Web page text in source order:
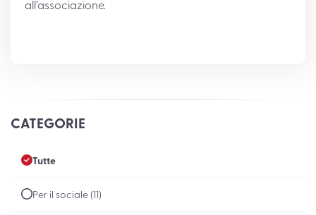
all’associazione.
CATEGORIE
Tutte
Per il sociale (11)